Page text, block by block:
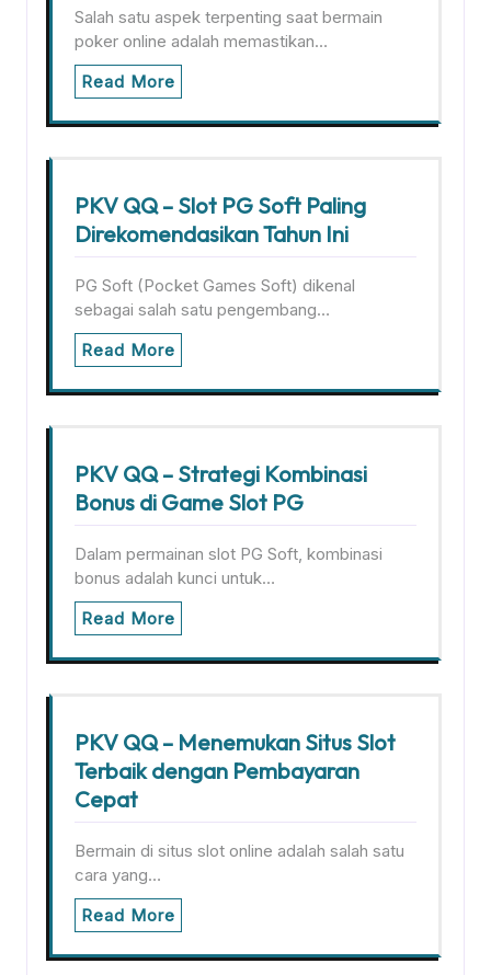
Salah satu aspek terpenting saat bermain
poker online adalah memastikan…
Read More
PKV QQ – Slot PG Soft Paling
Direkomendasikan Tahun Ini
PG Soft (Pocket Games Soft) dikenal
sebagai salah satu pengembang…
Read More
PKV QQ – Strategi Kombinasi
Bonus di Game Slot PG
Dalam permainan slot PG Soft, kombinasi
bonus adalah kunci untuk…
Read More
PKV QQ – Menemukan Situs Slot
Terbaik dengan Pembayaran
Cepat
Bermain di situs slot online adalah salah satu
cara yang…
Read More